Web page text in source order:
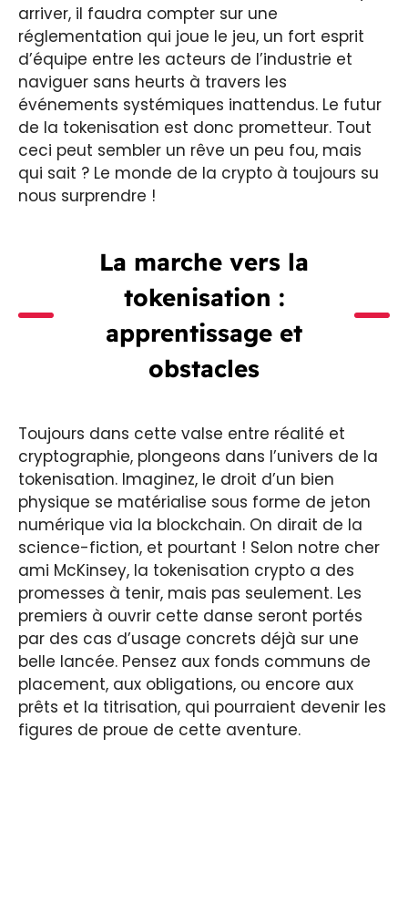
arriver, il faudra compter sur une
réglementation qui joue le jeu, un fort esprit
d’équipe entre les acteurs de l’industrie et
naviguer sans heurts à travers les
événements systémiques inattendus. Le futur
de la tokenisation est donc prometteur. Tout
ceci peut sembler un rêve un peu fou, mais
qui sait ? Le monde de la crypto à toujours su
nous surprendre !
La marche vers la
tokenisation :
apprentissage et
obstacles
Toujours dans cette valse entre réalité et
cryptographie, plongeons dans l’univers de la
tokenisation. Imaginez, le droit d’un bien
physique se matérialise sous forme de jeton
numérique via la blockchain. On dirait de la
science-fiction, et pourtant ! Selon notre cher
ami McKinsey, la tokenisation crypto a des
promesses à tenir, mais pas seulement. Les
premiers à ouvrir cette danse seront portés
par des cas d’usage concrets déjà sur une
belle lancée. Pensez aux fonds communs de
placement, aux obligations, ou encore aux
prêts et la titrisation, qui pourraient devenir les
figures de proue de cette aventure.